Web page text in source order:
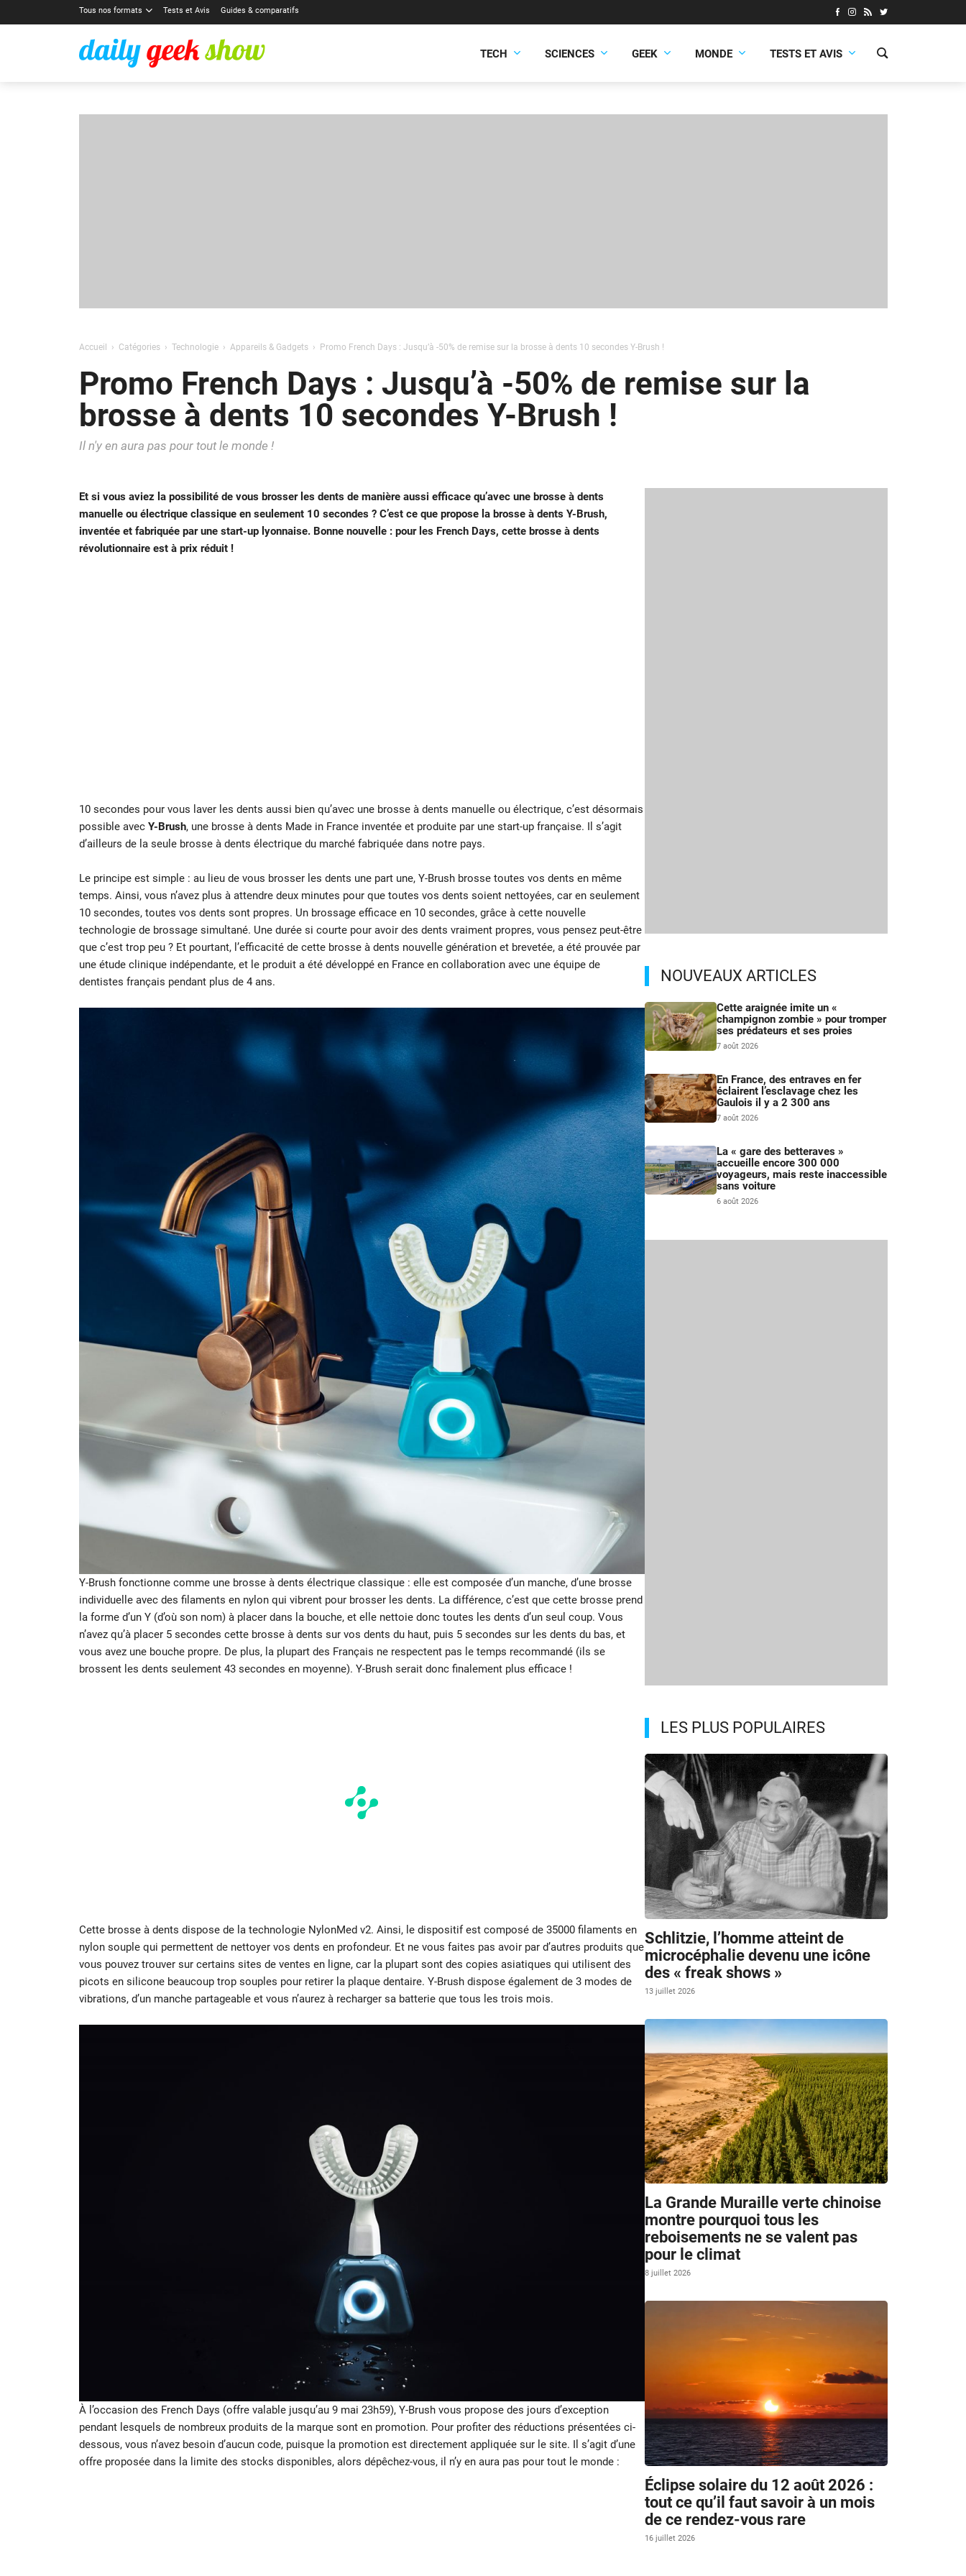
Tous nos formats Tests et Avis Guides & comparatifs
TECH SCIENCES GEEK MONDE TESTS ET AVIS
Accueil Catégories Technologie Appareils & Gadgets Promo French Days : Jusqu’à -50% de remise sur la brosse à dents 10 secondes Y-Brush !
Promo French Days : Jusqu’à -50% de remise sur la
brosse à dents 10 secondes Y-Brush !
Il n'y en aura pas pour tout le monde !
Et si vous aviez la possibilité de vous brosser les dents de manière aussi efficace qu’avec une brosse à dents
manuelle ou électrique classique en seulement 10 secondes ? C’est ce que propose la brosse à dents Y-Brush,
inventée et fabriquée par une start-up lyonnaise. Bonne nouvelle : pour les French Days, cette brosse à dents
révolutionnaire est à prix réduit !
10 secondes pour vous laver les dents aussi bien qu’avec une brosse à dents manuelle ou électrique, c’est désormais
possible avec Y-Brush, une brosse à dents Made in France inventée et produite par une start-up française. Il s’agit
d’ailleurs de la seule brosse à dents électrique du marché fabriquée dans notre pays.
Le principe est simple : au lieu de vous brosser les dents une part une, Y-Brush brosse toutes vos dents en même
temps. Ainsi, vous n’avez plus à attendre deux minutes pour que toutes vos dents soient nettoyées, car en seulement
10 secondes, toutes vos dents sont propres. Un brossage efficace en 10 secondes, grâce à cette nouvelle
technologie de brossage simultané. Une durée si courte pour avoir des dents vraiment propres, vous pensez peut-être
que c’est trop peu ? Et pourtant, l’efficacité de cette brosse à dents nouvelle génération et brevetée, a été prouvée par
une étude clinique indépendante, et le produit a été développé en France en collaboration avec une équipe de
dentistes français pendant plus de 4 ans.
Y-Brush fonctionne comme une brosse à dents électrique classique : elle est composée d’un manche, d’une brosse
individuelle avec des filaments en nylon qui vibrent pour brosser les dents. La différence, c’est que cette brosse prend
la forme d’un Y (d’où son nom) à placer dans la bouche, et elle nettoie donc toutes les dents d’un seul coup. Vous
n’avez qu’à placer 5 secondes cette brosse à dents sur vos dents du haut, puis 5 secondes sur les dents du bas, et
vous avez une bouche propre. De plus, la plupart des Français ne respectent pas le temps recommandé (ils se
brossent les dents seulement 43 secondes en moyenne). Y-Brush serait donc finalement plus efficace !
Cette brosse à dents dispose de la technologie NylonMed v2. Ainsi, le dispositif est composé de 35000 filaments en
nylon souple qui permettent de nettoyer vos dents en profondeur. Et ne vous faites pas avoir par d’autres produits que
vous pouvez trouver sur certains sites de ventes en ligne, car la plupart sont des copies asiatiques qui utilisent des
picots en silicone beaucoup trop souples pour retirer la plaque dentaire. Y-Brush dispose également de 3 modes de
vibrations, d’un manche partageable et vous n’aurez à recharger sa batterie que tous les trois mois.
À l’occasion des French Days (offre valable jusqu’au 9 mai 23h59), Y-Brush vous propose des jours d’exception
pendant lesquels de nombreux produits de la marque sont en promotion. Pour profiter des réductions présentées ci-
dessous, vous n’avez besoin d’aucun code, puisque la promotion est directement appliquée sur le site. Il s’agit d’une
offre proposée dans la limite des stocks disponibles, alors dépêchez-vous, il n’y en aura pas pour tout le monde :
NOUVEAUX ARTICLES
Cette araignée imite un «
champignon zombie » pour tromper
ses prédateurs et ses proies
7 août 2026
En France, des entraves en fer
éclairent l’esclavage chez les
Gaulois il y a 2 300 ans
7 août 2026
La « gare des betteraves »
accueille encore 300 000
voyageurs, mais reste inaccessible
sans voiture
6 août 2026
LES PLUS POPULAIRES
Schlitzie, l’homme atteint de
microcéphalie devenu une icône
des « freak shows »
13 juillet 2026
La Grande Muraille verte chinoise
montre pourquoi tous les
reboisements ne se valent pas
pour le climat
8 juillet 2026
Éclipse solaire du 12 août 2026 :
tout ce qu’il faut savoir à un mois
de ce rendez-vous rare
16 juillet 2026